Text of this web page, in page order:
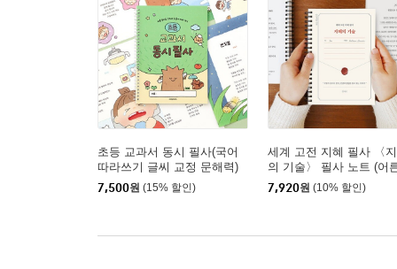
초등 교과서 동시 필사(국어
따라쓰기 글씨 교정 문해력)
7,500원 (15% 할인)
세계 고전 지혜 필사 〈
의 기술〉 필사 노트 (어
습지⑫)
7,920원 (10% 할인)